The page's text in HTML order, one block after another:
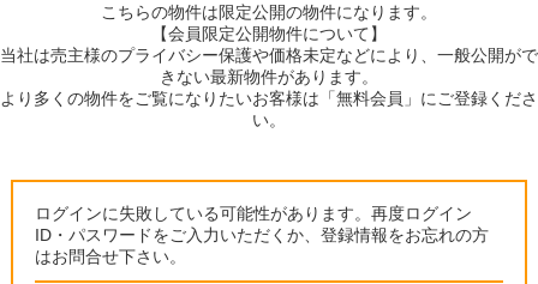
こちらの物件は限定公開の物件になります。
【会員限定公開物件について】
当社は売主様のプライバシー保護や価格未定などにより、一般公開がで
きない最新物件があります。
より多くの物件をご覧になりたいお客様は「無料会員」にご登録くださ
い。
ログインに失敗している可能性があります。再度ログイン
ID・パスワードをご入力いただくか、登録情報をお忘れの方
はお問合せ下さい。